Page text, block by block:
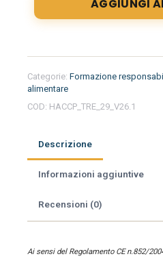
addetti
(Categoria
B)
del
settore
regione
Trentino-
Alto
Imprese
quantità
AGGIUNGI
Categorie: Formazione
alimentare
COD: HACCP_TRE_29_V26.1
Descrizione
Informazioni aggiuntive
Recensioni (0)
Ai sensi del Regolamento CE n.852/